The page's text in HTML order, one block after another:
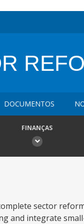
DOCUMENTOS
FINANÇAS
sector
and integrate